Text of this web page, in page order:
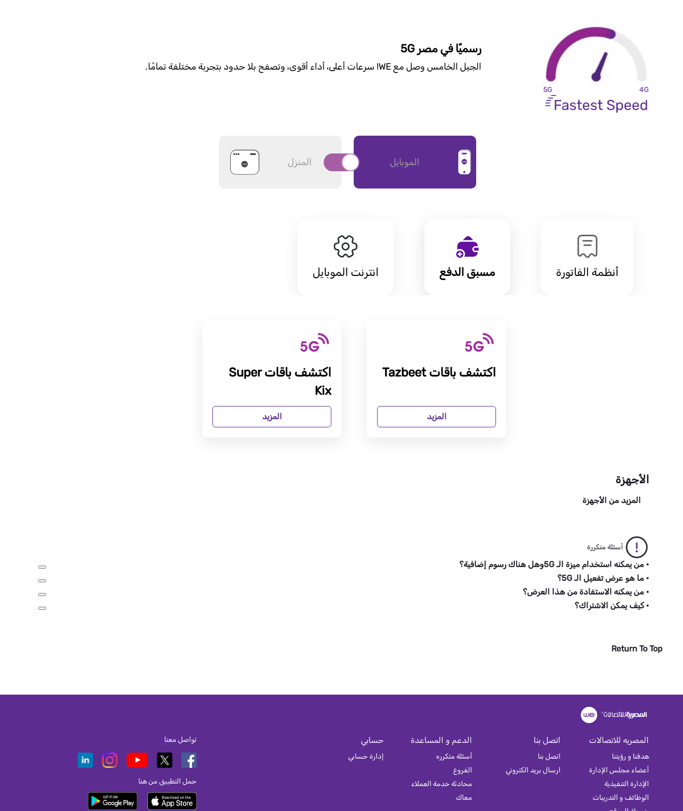
4G
5G
رسميًا في مصر 5G
الجيل الخامس وصل مع WE! سرعات أعلى، أداء أقوى، وتصفح بلا حدود بتجربة مختلفة تمامًا.
الموبايل المنزل
أنظمة الفاتورة مسبق الدفع انترنت الموبايل
اكتشف باقات Tazbeet
المزيد
اكتشف باقات Super
Kix
المزيد
الأجهزة
المزيد من الأجهزة
أسئلة متكررة
• من يمكنه استخدام ميزة الـ 5Gوهل هناك رسوم إضافية؟
• ما هو عرض تفعيل الـ 5G؟
• من يمكنه الاستفادة من هذا العرض؟
• كيف يمكن الاشتراك؟
Return To Top
المصريه للاتصالات
هدفنا و رؤيتنا
أعضاء مجلس الإدارة
الإدارة التنفيذية
الوظائف و التدريبات
اتصل بنا
اتصل بنا
ارسال بريد الكتروني
الدعم و المساعدة
أسئلة متكرره
الفروع
محادثة خدمة العملاء
معاك
حسابي
إدارة حسابي
تواصل معنا
حمل التطبيق من هنا